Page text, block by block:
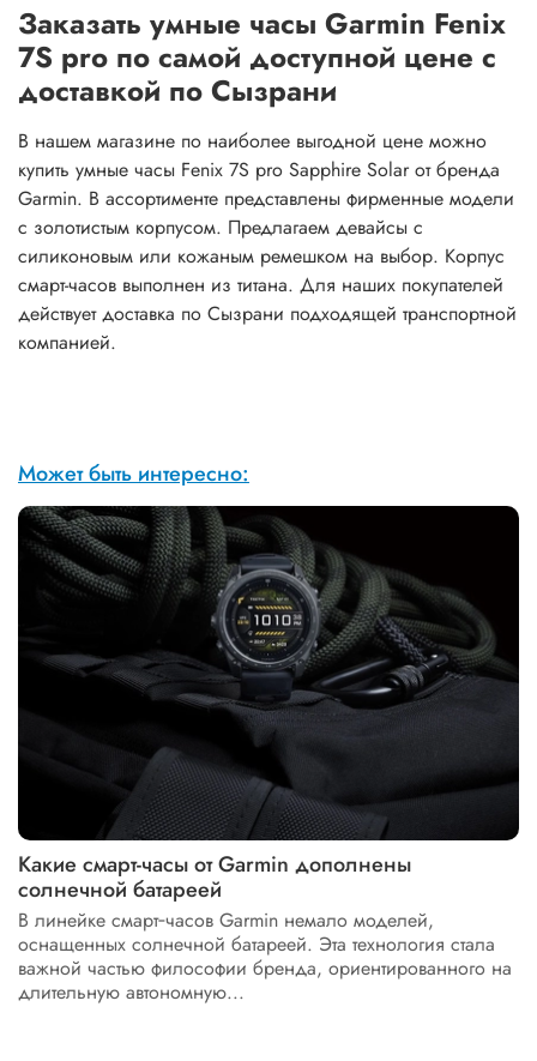
Заказать умные часы Garmin Fenix
7S pro по самой доступной цене с
доставкой по Сызрани
В нашем магазине по наиболее выгодной цене можно
купить умные часы Fenix 7S pro Sapphire Solar от бренда
Garmin. В ассортименте представлены фирменные модели
с золотистым корпусом. Предлагаем девайсы с
силиконовым или кожаным ремешком на выбор. Корпус
смарт-часов выполнен из титана. Для наших покупателей
действует доставка по Сызрани подходящей транспортной
компанией.
Может быть интересно:
Какие смарт-часы от Garmin дополнены
солнечной батареей
В линейке смарт‑часов Garmin немало моделей,
оснащенных солнечной батареей. Эта технология стала
важной частью философии бренда, ориентированного на
длительную автономную...